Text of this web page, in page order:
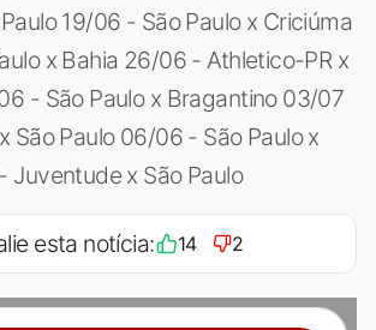
19/06 - São Paulo x Criciúma
x Bahia 26/06 - Athletico-PR x
- São Paulo x Bragantino 03/07
São Paulo 06/06 - São Paulo x
Juventude x São Paulo
esta notícia: 14 2